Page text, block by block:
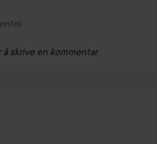
å skrive en kommentar
3 år